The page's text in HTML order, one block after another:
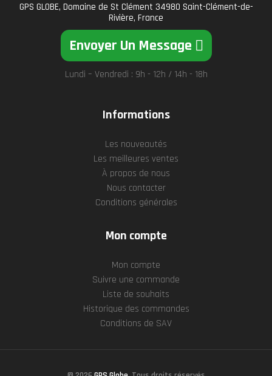
GPS GLOBE, Domaine de St Clément 34980 Saint-Clément-de-
Rivière, France
Envoyer Un Message
Lundi – Vendredi : 9h - 12h / 14h - 18h
Informations
Les nouveautés
Les meilleures ventes
À propos de nous
Nous contacter
Conditions générales
Mon compte
Mon compte
Suivre une commande
Liste de souhaits
Historique des commandes
Conditions de SAV